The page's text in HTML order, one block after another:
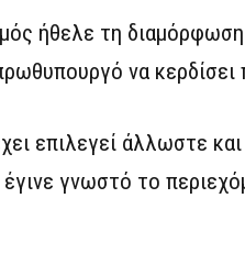
ήθελε τη
να
επιλεγεί άλλωστε
γνωστό το